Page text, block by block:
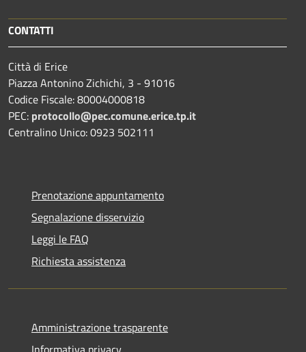
CONTATTI
Città di Erice
Piazza Antonino Zichichi, 3 - 91016
Codice Fiscale: 80004000818
PEC: protocollo@pec.comune.erice.tp.it
Centralino Unico: 0923 502111
Prenotazione appuntamento
Segnalazione disservizio
Leggi le FAQ
Richiesta assistenza
Amministrazione trasparente